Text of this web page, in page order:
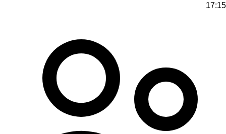
17:15